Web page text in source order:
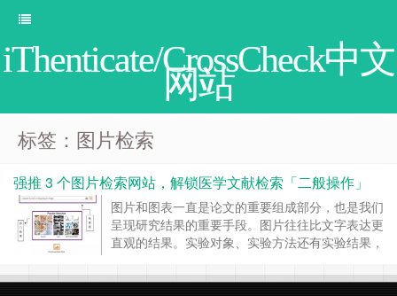
iThenticate/CrossCheck中文
网站
标签：图片检索
强推 3 个图片检索网站，解锁医学文献检索「二般操作」
图片和图表一直是论文的重要组成部分，也是我们
呈现研究结果的重要手段。图片往往比文字表达更
直观的结果。实验对象、实验方法还有实验结果，
science、google scholar 等网站主页，在检索框